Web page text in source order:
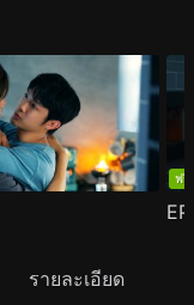
ฟรี
รายละเอียด